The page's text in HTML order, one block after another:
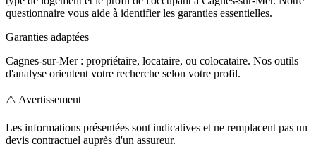
questionnaire vous aide à identifier les garanties essentielles.
Garanties adaptées
Cagnes-sur-Mer : propriétaire, locataire, ou colocataire. Nos outils
d'analyse orientent votre recherche selon votre profil.
⚠️ Avertissement
Les informations présentées sont indicatives et ne remplacent pas un
devis contractuel auprès d'un assureur.